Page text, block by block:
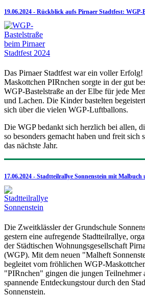
19.06.2024 - Rückblick aufs Pirnaer Stadtfest: WGP-
Das Pirnaer Stadtfest war ein voller
Maskottchen PIRnchen sorgte in der gut
WGP-Bastelstraße an der Elbe für jede
und Lachen. Die Kinder bastelten
sich über die vielen WGP-Luftballons.
Die WGP bedankt sich herzlich bei allen,
so besonders gemacht haben und freit sich
das nächste Jahr.
17.06.2024 - Stadtteilrallye Sonnenstein mit
Die Zweitklässler der Grundschule
gestern eine aufregende Stadtteilrallye,
der Städtischen Wohnungsgesellschaft
(WGP). Mit dem neuen "Malheft
begleitet vom fröhlichen WGP-
"PIRnchen" gingen die jungen Teilnehmer
spannende Entdeckungstour durch den
Sonnenstein.